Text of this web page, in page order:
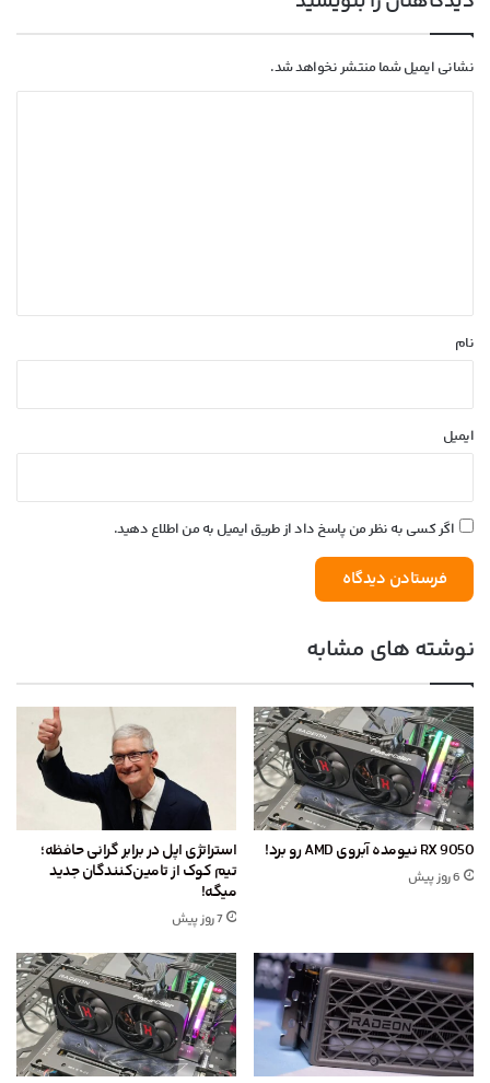
نشانی ایمیل شما منتشر نخواهد شد.
نام
ایمیل
اگر کسی به نظر من پاسخ داد از طریق ایمیل به من اطلاع دهید.
نوشته های مشابه
RX 9050 نیومده آبروی AMD رو برد!
6 روز پیش
استراتژی اپل در برابر گرانی حافظه؛
تیم کوک از تامین‌کنندگان جدید
میگه!
7 روز پیش